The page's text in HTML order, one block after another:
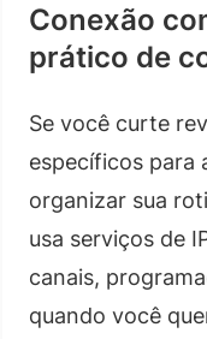
Conexão
prático de
Se você curte
específicos para
organizar sua
usa serviços de
canais,
quando você